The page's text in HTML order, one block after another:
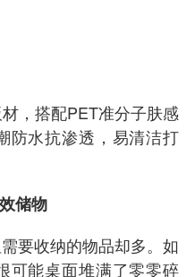
，搭配PET准分子肤感
防水抗渗透，易清洁打
储物
要收纳的物品却多。如
可能桌面堆满了零零碎